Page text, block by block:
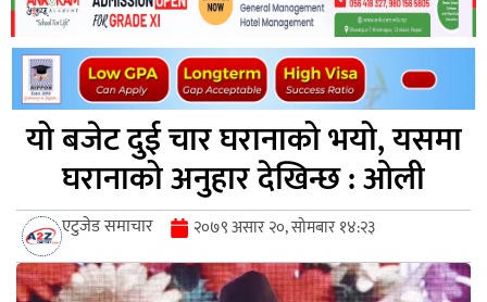
यो बजेट दुई चार घरानाको भयो, यसमा
घरानाको अनुहार देखिन्छ : ओली
एटुजेड समाचार २०७९ असार २०, सोमबार १४:२३